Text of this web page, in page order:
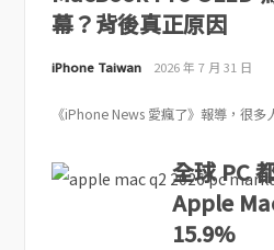
幕？背後真正原因
iPhone Taiwan 2026 年 7 月 31 日
《iPhone News 愛瘋了》報導，很多
全球 PC
Apple
15.9%